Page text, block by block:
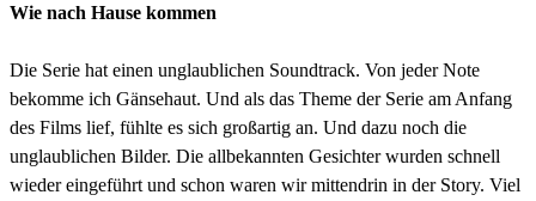
Wie nach Hause kommen
Die Serie hat einen unglaublichen Soundtrack. Von jeder Note
bekomme ich Gänsehaut. Und als das Theme der Serie am Anfang
des Films lief, fühlte es sich großartig an. Und dazu noch die
unglaublichen Bilder. Die allbekannten Gesichter wurden schnell
wieder eingeführt und schon waren wir mittendrin in der Story. Viel